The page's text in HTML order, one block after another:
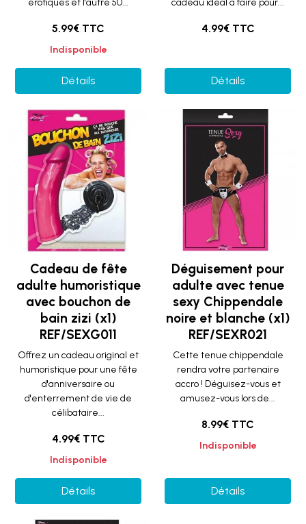
érotiques et l'autre 50...
5.99€ TTC
Indisponible
Détails
cadeau idéal à faire pour...
4.99€ TTC
Détails
Cadeau de fête
adulte humoristique
avec bouchon de
bain zizi (x1)
REF/SEXG011
Offrez un cadeau original et
humoristique pour une fête
d'anniversaire ou
d'enterrement de vie de
célibataire...
4.99€ TTC
Indisponible
Détails
Déguisement pour
adulte avec tenue
sexy Chippendale
noire et blanche (x1)
REF/SEXR021
Cette tenue chippendale
rendra votre partenaire
accro ! Déguisez-vous et
amusez-vous lors de...
8.99€ TTC
Indisponible
Détails